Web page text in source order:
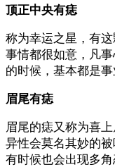
顶正中央有痣
称为幸运之星，有
事情都很如意，凡
的时候，基本都是
眉尾有痣
眉尾的痣又称为喜
异性会莫名其妙的
有时候也会出现多